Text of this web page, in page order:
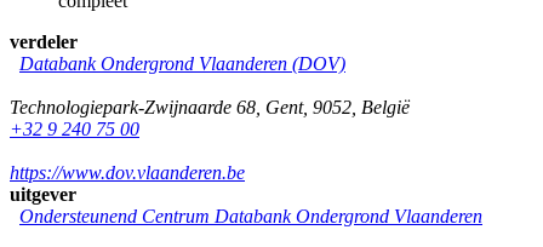
verdeler
Databank Ondergrond Vlaanderen (DOV)
Technologiepark-Zwijnaarde 68 Gent, 9052 België
+32 9 240 75 00
https://www.dov.vlaanderen.be
uitgever
Ondersteunend Centrum Databank Ondergrond Vlaanderen